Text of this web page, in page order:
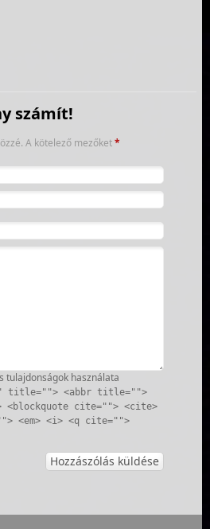
számít!
A kötelező mezőket*
tulajdonságok használata
title=""> <abbr title="">
<blockquote cite=""> <cite>
<em> <i> <q cite="">